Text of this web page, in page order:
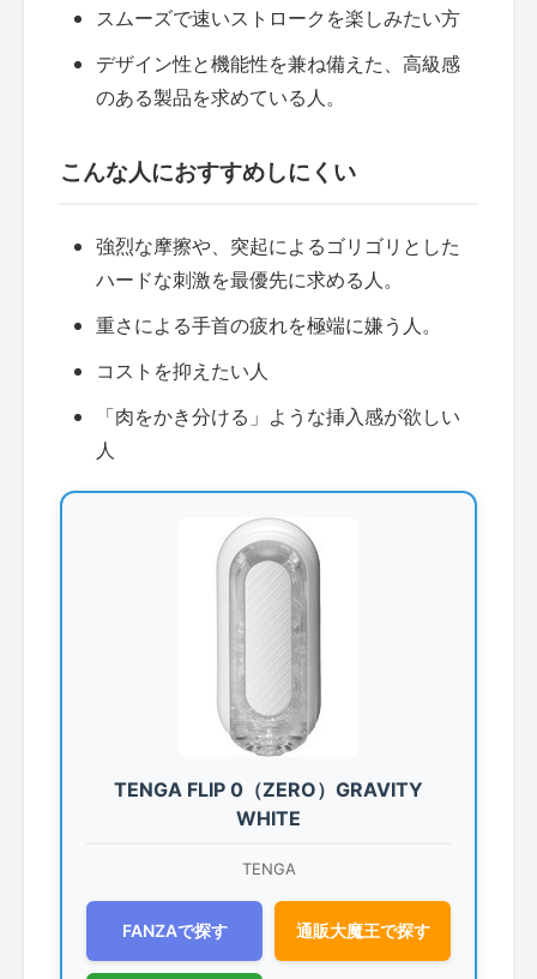
スムーズで速いストロークを楽しみたい方
デザイン性と機能性を兼ね備えた、高級感
のある製品を求めている人。
こんな人におすすめしにくい
強烈な摩擦や、突起によるゴリゴリとした
ハードな刺激を最優先に求める人。
重さによる手首の疲れを極端に嫌う人。
コストを抑えたい人
「肉をかき分ける」ような挿入感が欲しい
人
TENGA FLIP 0（ZERO）GRAVITY
WHITE
TENGA
FANZAで探す 通販大魔王で探す